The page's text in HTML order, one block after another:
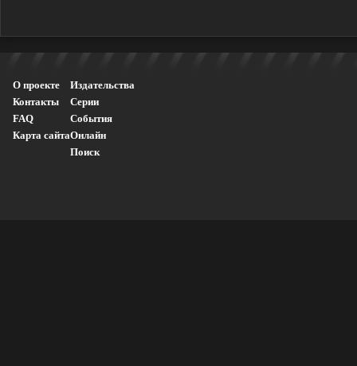
О проекте
Контакты
FAQ
Карта сайта
Издательства
Серии
События
Онлайн
Поиск